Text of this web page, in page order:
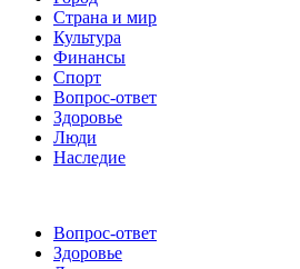
Страна и мир
Культура
Финансы
Спорт
Вопрос-ответ
Здоровье
Люди
Наследие
Вопрос-ответ
Здоровье